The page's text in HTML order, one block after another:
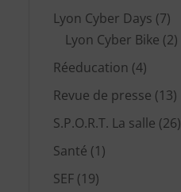
Lyon Cyber Days (7)
Lyon Cyber Bike (2)
Réeducation (4)
Revue de presse (13)
S.P.O.R.T. La salle (26)
Santé (1)
SEF (19)